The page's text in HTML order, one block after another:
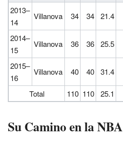
2013–
14
Villanova 34 34 21.4
2014–
15
Villanova 36 36 25.5
2015–
16
Villanova 40 40 31.4
Total 110 110 25.1
Su Camino en la NBA